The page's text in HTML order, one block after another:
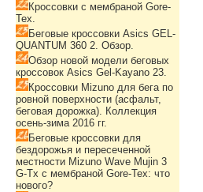
Кроссовки с мембраной Gore-
Tex.
Беговые кроссовки Asics GEL-
QUANTUM 360 2. Обзор.
Обзор новой модели беговых
кроссовок Asics Gel-Kayano 23.
Кроссовки Mizuno для бега по
ровной поверхности (асфальт,
беговая дорожка). Коллекция
осень-зима 2016 гг.
Беговые кроссовки для
бездорожья и пересеченной
местности Mizuno Wave Mujin 3
G-Tx с мембраной Gore-Tex: что
нового?